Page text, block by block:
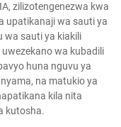
zilizotengenezwa kwa
upatikanaji wa sauti ya
wa sauti ya kiakili
wa kubadili
huna nguvu ya
na matukio ya
kila nita
kutosha.